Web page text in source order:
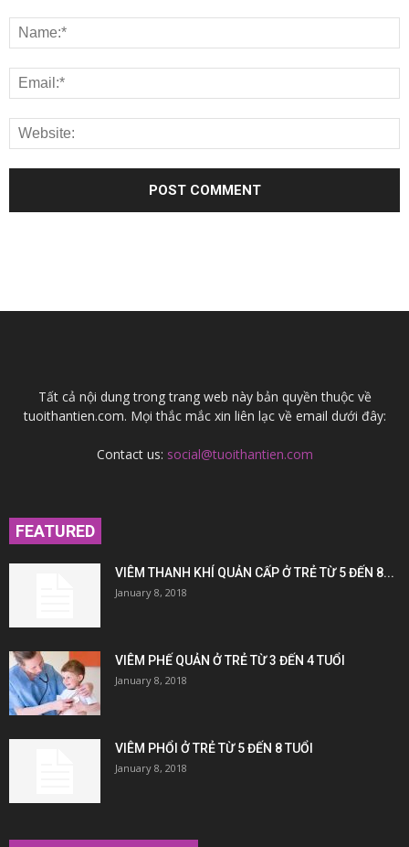
Tất cả nội dung trong trang web này bản quyền thuộc về
tuoithantien.com. Mọi thắc mắc xin liên lạc về email dưới đây:
Contact us: social@tuoithantien.com
FEATURED
VIÊM THANH KHÍ QUẢN CẤP Ở TRẺ TỪ 5 ĐẾN 8...
January 8, 2018
VIÊM PHẾ QUẢN Ở TRẺ TỪ 3 ĐẾN 4 TUỔI
January 8, 2018
VIÊM PHỔI Ở TRẺ TỪ 5 ĐẾN 8 TUỔI
January 8, 2018